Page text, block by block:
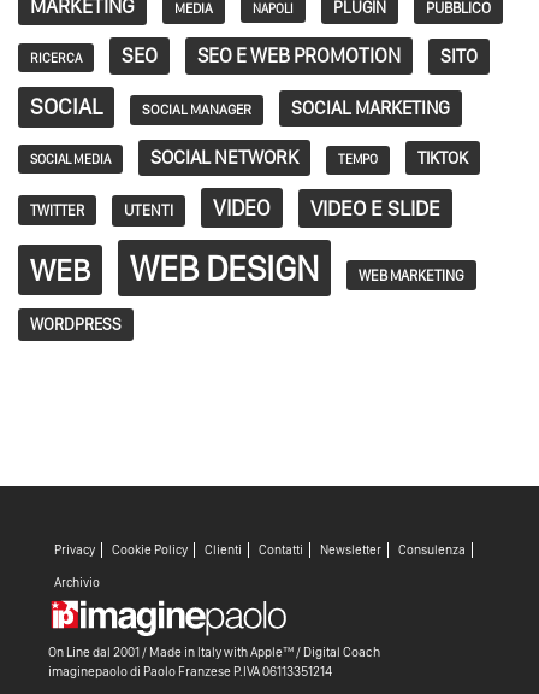
MARKETING MEDIA NAPOLI PLUGIN PUBBLICO
RICERCA SEO SEO E WEB PROMOTION SITO
SOCIAL SOCIAL MANAGER SOCIAL MARKETING
SOCIAL MEDIA SOCIAL NETWORK TEMPO TIKTOK
TWITTER UTENTI VIDEO VIDEO E SLIDE
WEB WEB DESIGN WEB MARKETING
WORDPRESS
Privacy Cookie Policy Clienti Contatti Newsletter Consulenza
Archivio
On Line dal 2001 / Made in Italy withApple™ / Digital Coach
imaginepaolo di Paolo Franzese P.IVA 06113351214